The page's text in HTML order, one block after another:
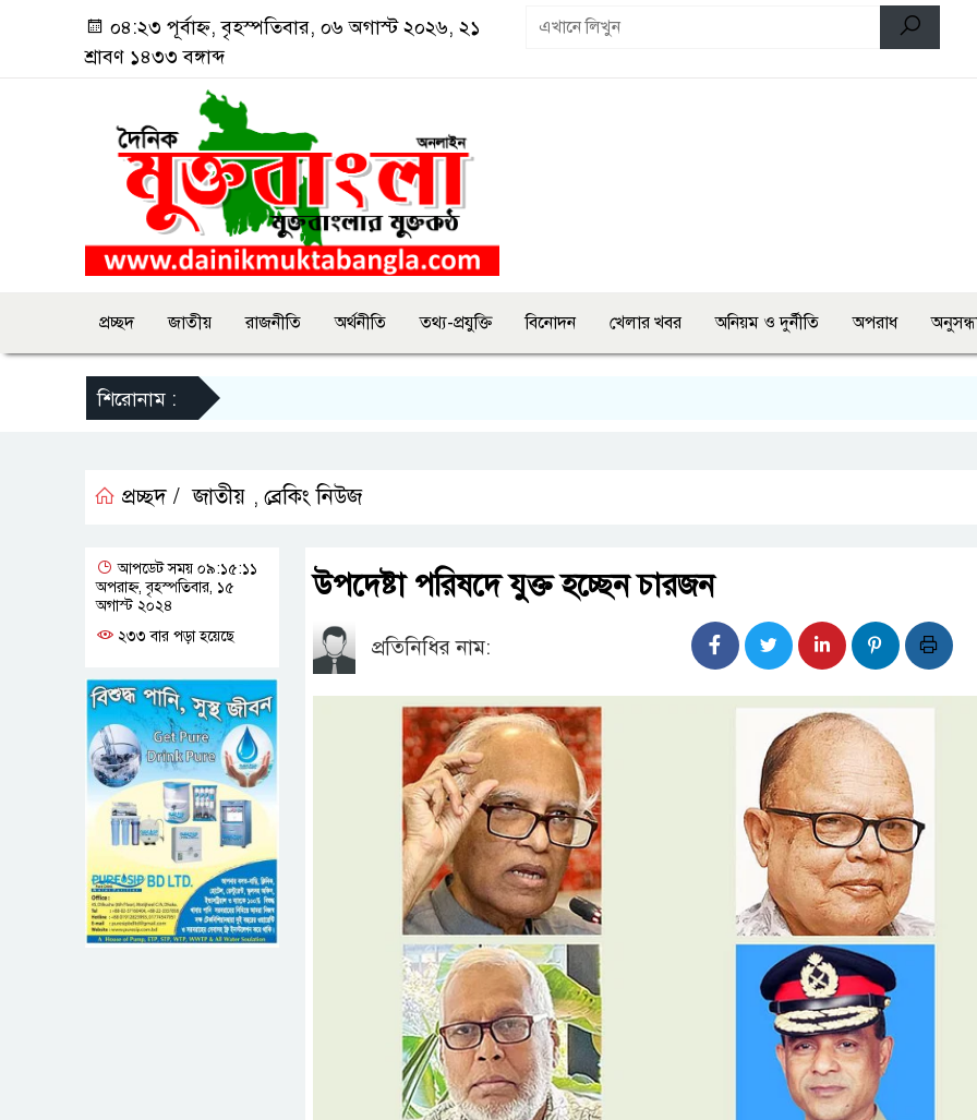
০৪:২৩ পূর্বাহ্ন, বৃহস্পতিবার, ০৬ অগাস্ট ২০২৬, ২১
শ্রাবণ ১৪৩৩ বঙ্গাব্দ
প্রচ্ছদ জাতীয় রাজনীতি অর্থনীতি তথ্য-প্রযুক্তি বিনোদন খেলার খবর অনিয়ম ও দুর্নীতি অপরাধ
শিরোনাম :
প্রচ্ছদ / জাতীয় , ব্রেকিং নিউজ
উপদেষ্টা পরিষদে যুক্ত হচ্ছেন চারজন
প্রতিনিধির নাম:
আপডেট সময় ০৯:১৫:১১
অপরাহ্ন, বৃহস্পতিবার, ১৫
অগাস্ট ২০২৪
২৩৩ বার পড়া হয়েছে